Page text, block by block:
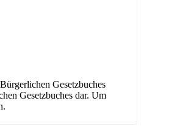
Gesetzbuches
Gesetzbuches dar. Um